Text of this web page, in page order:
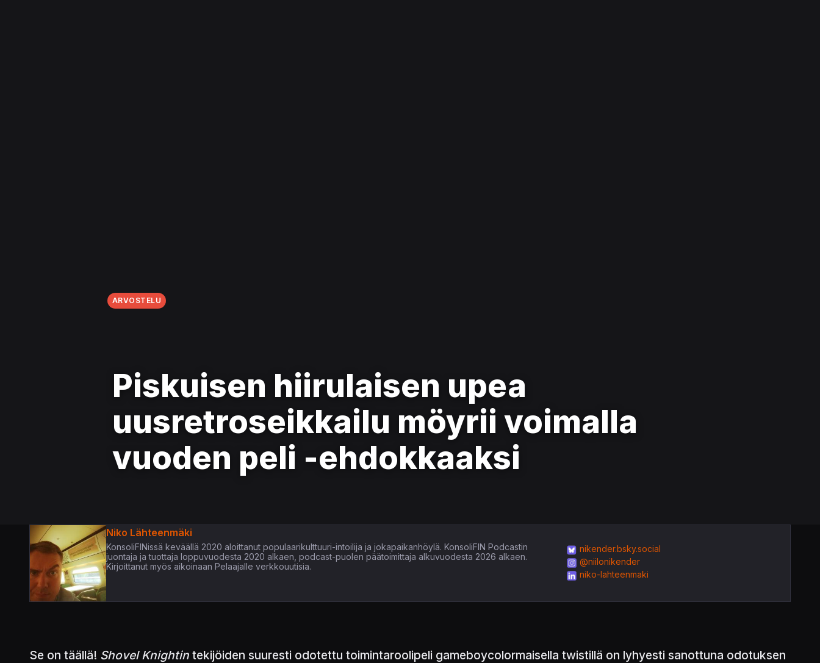
ARVOSTELU
Piskuisen hiirulaisen upea
uusretroseikkailu möyrii voimalla
vuoden peli -ehdokkaaksi
Niko Lähteenmäki
KonsoliFINissä keväällä 2020 aloittanut populaarikulttuuri-intoilija ja jokapaikanhöylä. KonsoliFIN Podcastin
juontaja ja tuottaja loppuvuodesta 2020 alkaen, podcast-puolen päätoimittaja alkuvuodesta 2026 alkaen.
Kirjoittanut myös aikoinaan Pelaajalle verkkouutisia.
nikender.bsky.social
@niilonikender
niko-lahteenmaki
Se on täällä! Shovel Knightin tekijöiden suuresti odotettu toimintaroolipeli gameboycolormaisella twistillä on lyhyesti sanottuna odotuksen